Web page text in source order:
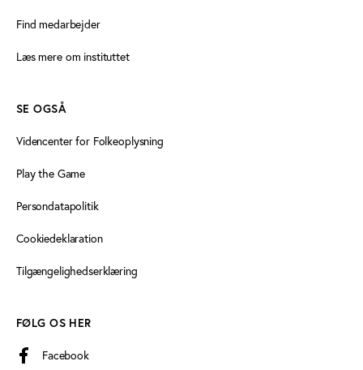
Find medarbejder
Læs mere om instituttet
SE OGSÅ
Videncenter for Folkeoplysning
Play the Game
Persondatapolitik
Cookiedeklaration
Tilgængelighedserklæring
FØLG OS HER
Facebook